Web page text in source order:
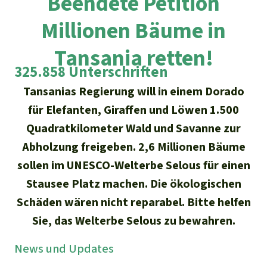
Erfolge
Alle News
Kids
Newsletter­anmeldung
Unsere Themen
Der Regenwald
Klima
Biodiversität
Schutzgebiete
Palmöl
Biokraftstoff
Tropenholz
Regenwald Report
Aktuelle Ausgabe
01/2026
04/2025
03/2025
01/2025
Shop
Überuns
Über uns
Der Verein
40 Jahre Vereins­geschichte
Häufige Fragen
Jahresberichte
Medien
Presse
Presse-Echo
Widget einbinden
Suche
Deutsch
English
Español
Fragen & Antworten
SpendenkontoRettet den
Regenwald e. V.
4306
GENODEM1GLS
GLS Bank
IBAN kopieren
Spenden für ein Thema
Tierschutz
Spenden für eine Region
Millionen Bäume in
Tansania retten!
325.858 Unterschriften
Tansanias Regierung will in einem Dorado
für Elefanten, Giraffen und Löwen 1.500
Quadratkilometer Wald und Savanne zur
Abholzung freigeben. 2,6 Millionen Bäume
sollen im UNESCO-Welterbe Selous für einen
Stausee Platz machen. Die ökologischen
Schäden wären nicht reparabel. Bitte helfen
Sie, das Welterbe Selous zu bewahren.
News und Updates